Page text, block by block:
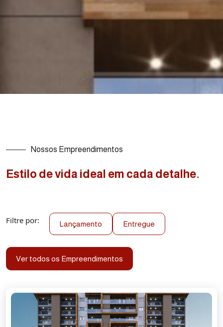
Nossos Empreendimentos
Estilo de vida ideal em cada detalhe.
Filtre por: Lançamento Entregue
Ver todos os Empreendimentos